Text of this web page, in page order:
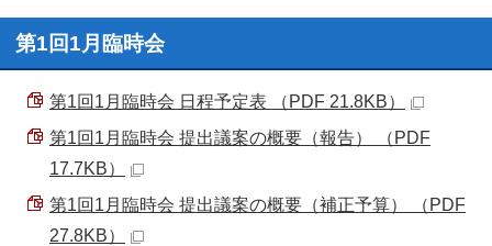
第1回1月臨時会
第1回1月臨時会 日程予定表 （PDF 21.8KB）
第1回1月臨時会 提出議案の概要（報告） （PDF
17.7KB）
第1回1月臨時会 提出議案の概要（補正予算） （PDF
27.8KB）